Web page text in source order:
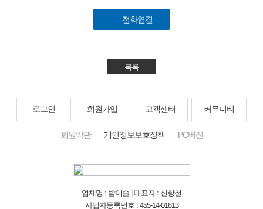
전화연결
목록
로그인 회원가입 고객센터 커뮤니티
회원약관 개인정보보호정책 PC버전
업체명 : 밤이슬 | 대표자 : 신항철
사업자등록번호 : 455-14-01813